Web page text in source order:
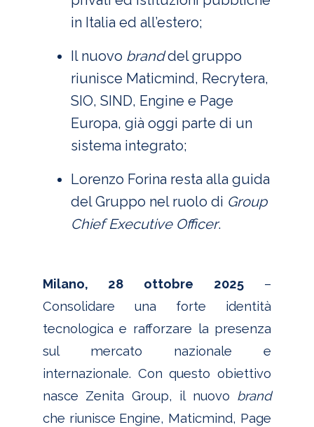
in Italia ed all’estero;
Il nuovo branddel gruppo
riunisce Maticmind, Recrytera,
SIO, SIND, Engine e Page
Europa, già oggi parte di un
sistema integrato;
Lorenzo Forina resta alla guida
del Gruppo nel ruolo di Group
Chief Executive Officer.
Milano, 28 ottobre 2025–
Consolidare una forte identità
tecnologica e rafforzare la presenza
sul mercato nazionale e
internazionale. Con questo obiettivo
nasce Zenita Group, il nuovo brand
che riunisce Engine, Maticmind, Page